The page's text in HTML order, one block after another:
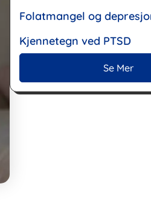
Folatmangel og
Kjennetegn ved PTSD
Se Mer